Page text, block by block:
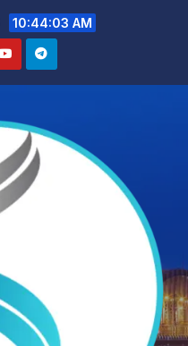
10:44:05 AM